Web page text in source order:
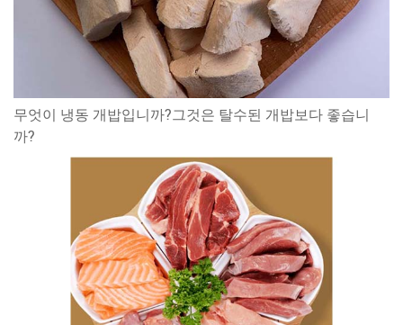
무엇이 냉동 개밥입니까?그것은 탈수된 개밥보다 좋습니
까?